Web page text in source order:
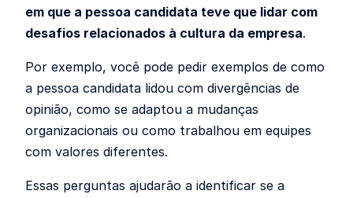
em que a pessoa candidata teve que lidar com
desafios relacionados à cultura da empresa.
Por exemplo, você pode pedir exemplos de como
a pessoa candidata lidou com divergências de
opinião, como se adaptou a mudanças
organizacionais ou como trabalhou em equipes
com valores diferentes.
Essas perguntas ajudarão a identificar se a